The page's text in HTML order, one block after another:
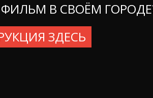
В СВОЁМ
ЗДЕСЬ